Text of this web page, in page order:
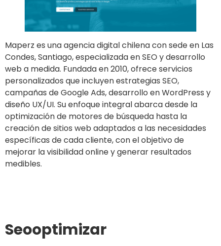
Maperz es una agencia digital chilena con sede en Las
Condes, Santiago, especializada en SEO y desarrollo
web a medida. Fundada en 2010, ofrece servicios
personalizados que incluyen estrategias SEO,
campañas de Google Ads, desarrollo en WordPress y
diseño UX/UI. Su enfoque integral abarca desde la
optimización de motores de búsqueda hasta la
creación de sitios web adaptados a las necesidades
específicas de cada cliente, con el objetivo de
mejorar la visibilidad online y generar resultados
medibles.
Seooptimizar